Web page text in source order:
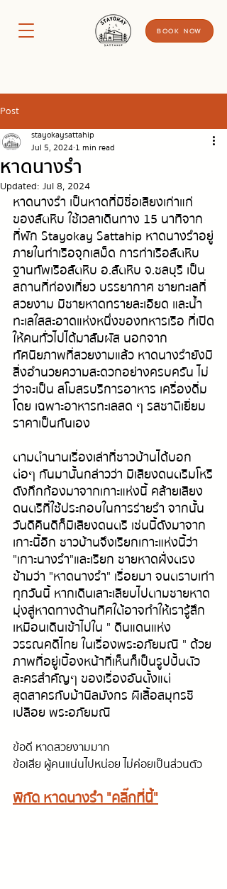
BOOK NOW
Post
หาดนางรำ
stayokaysattahip
Jul 5, 2024 1 min read
Updated: Jul 8, 2024
หาดนางรำ เป็นหาดที่มีชื่อเสียงเก่าแก่
ของสัตหีบ ใช้เวลาเดินทาง 15 นาทีจาก
ที่พัก Stayokay Sattahip หาดนางรำอยู่
ภายในท่าเรือจุกเสม็ด การท่าเรือสัตหีบ
ฐานทัพเรือสัตหีบ อ.สัตหีบ จ.ชลบุรี เป็น
สถานที่ท่องเที่ยว บรรยากาศ ชายทะเลที่
สวยงาม มีชายหาดทรายละเอียด และน้ำ
ทะเลใสสะอาดแห่งหนึ่งของทหารเรือ ที่เปิด
ให้คนทั่วไปได้มาสัมผัส นอกจาก
ทัศนียภาพที่สวยงามแล้ว หาดนางรำยังมี
สิ่งอำนวยความสะดวกอย่างครบครัน ไม่
ว่าจะเป็น สโมสรบริการอาหาร เครื่องดื่ม
โดย เฉพาะอาหารทะเลสด ๆ รสชาติเยี่ยม
ราคาเป็นกันเอง
ตามตำนานเรื่องเล่าที่ชาวบ้านได้บอก
ต่อๆ กันมานั้นกล่าวว่า มีเสียงดนตรีมโหรี
ดังกึกก้องมาจากเกาะแห่งนี้ คล้ายเสียง
ดนตรีที่ใช้ประกอบในการร่ายรำ จากนั้น
วันดีคืนดีก็มีเสียงดนตรี เช่นนี้ดังมาจาก
เกาะนี้อีก ชาวบ้านจึงเรียกเกาะแห่งนี้ว่า
"เกาะนางรำ"และเรียก ชายหาดฝั่งตรง
ข้ามว่า "หาดนางรำ" เรื่อยมา จนตราบเท่า
ทุกวันนี้ หากเดินเลาะเลียบไปตามชายหาด
มุ่งสู่หาดทางด้านทิศใต้อาจทำให้เรารู้สึก
เหมือนเดินเข้าไปใน " ดินแดนแห่ง
วรรณคดีไทย ในเรื่องพระอภัยมณี " ด้วย
ภาพที่อยู่เบื้องหน้าที่เห็นก็เป็นรูปปั้นตัว
ละครสำคัญๆ ของเรื่องอันตั้งแต่
สุดสาครกับม้านิลมังกร ผีเสื้อสมุทรชี
เปลือย พระอภัยมณี
ข้อดี หาดสวยงามมาก
ข้อเสีย ผู้คนแน่นไปหน่อย ไม่ค่อยเป็นส่วนตัว
พิกัด หาดนางรำ "คลิ๊กที่นี้"